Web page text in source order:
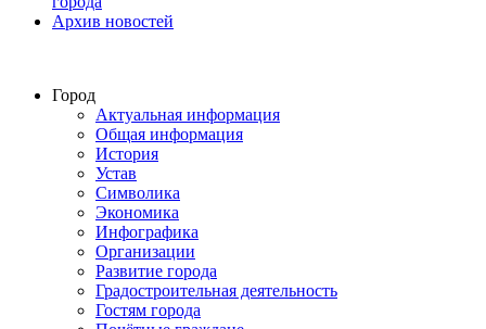
Архив новостей
Город
Актуальная информация
Общая информация
История
Устав
Символика
Экономика
Инфографика
Организации
Развитие города
Градостроительная деятельность
Гостям города